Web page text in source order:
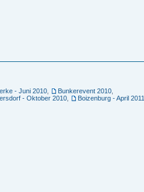
- Juni 2010 Bunkerevent 2010
- Oktober 2010 Boizenburg - April 2011